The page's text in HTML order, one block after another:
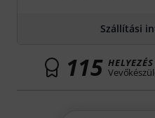
Szállítási
115